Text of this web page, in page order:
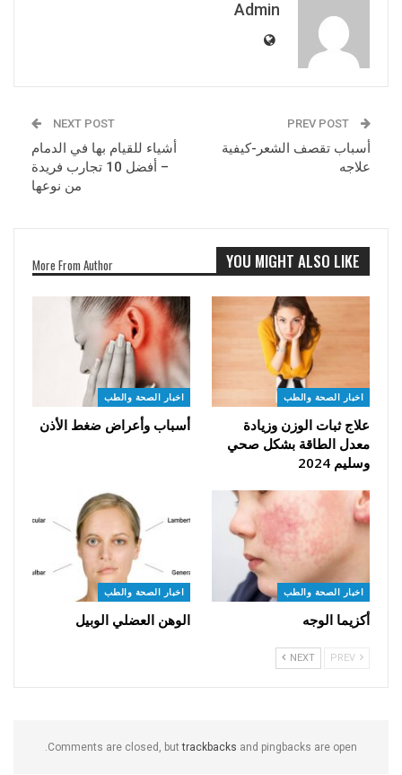
Admin
أسباب تقصف الشعر-كيفية
علاجه
NEXT POST
أشياء للقيام بها في الدمام
– أفضل 10 تجارب فريدة
من نوعها
YOU MIGHT ALSO LIKE
More From Author
اخبار الصحة والطب
علاج ثبات الوزن وزيادة
معدل الطاقة بشكل صحي
وسليم 2024
اخبار الصحة والطب
أسباب وأعراض ضغط الأذن
اخبار الصحة والطب
أكزيما الوجه
اخبار الصحة والطب
الوهن العضلي الوبيل
NEXT
Comments are closed, buttrackbacks and pingbacks are open.